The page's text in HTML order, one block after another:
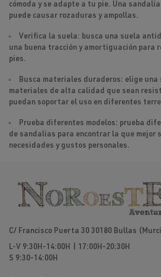
cómoda y se adapte a tu pie. Una
puede causar rozaduras y ampollas.
Verifica la suela: busca una suela
una buena tracción y amortiguación para
pies.
Busca materiales duraderos: elige una
materiales de alta calidad que sean
puedan soportar el uso en diferentes
Prueba diferentes modelos: prueba
de sandalias para encontrar la que mejor
necesidades y gustos personales.
C/ Francisco Puerta 30 30180 Bullas
L-V 9:30H-14:00H | 17:00H-20:30H
S 9:30-14:00H